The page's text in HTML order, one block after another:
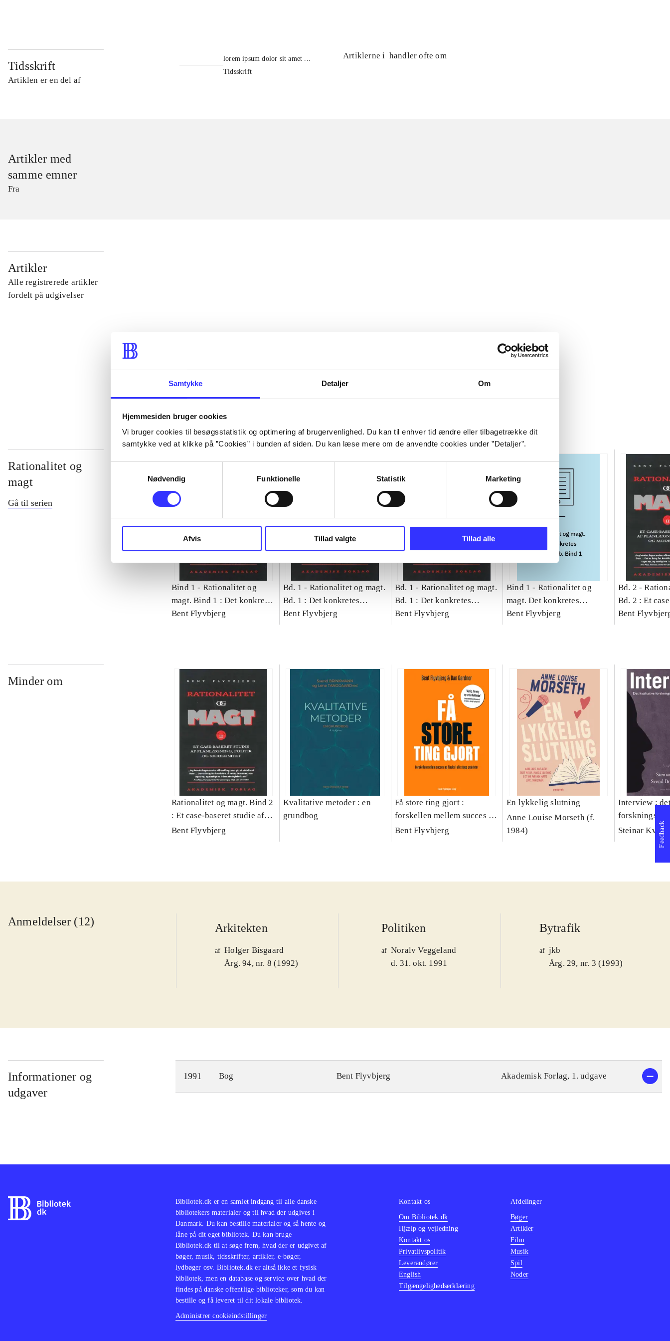
Samtykke Detaljer Om
Hjemmesiden bruger cookies
Vi bruger cookies til besøgsstatistik og optimering af brugervenlighed. Du kan til enhver tid ændre eller tilbagetrække dit
samtykke ved at klikke på ”Cookies” i bunden af siden. Du kan læse mere om de anvendte cookies under ”Detaljer”.
Nødvendig
Funktionelle Statistik Marketing
Afvis Tillad valgte Tillad alle
Tidsskrift
Artiklen er en del af
lorem ipsum dolor sit amet ...
Tidsskrift
Artiklerne i handler ofte om
Artikler med
samme emner
Fra
Artikler
Alle registrerede artikler
fordelt på udgivelser
Rationalitet og
magt
Gå til serien
Bind 1 - Rationalitet og
magt. Bind 1 : Det konkretes
videnskab
Bent Flyvbjerg
Bd. 1 - Rationalitet og magt.
Bd. 1 : Det konkretes
videnskab
Bent Flyvbjerg
Bd. 1 - Rationalitet og magt.
Bd. 1 : Det konkretes
videnskab
Bent Flyvbjerg
Bind 1 - Rationalitet og
magt. Det konkretes
videnskab. Bind 1
Bent Flyvbjerg
Bd. 2 -
Bd. 2 : Et
studie af
Bent
Minder om
Rationalitet og magt. Bind 2
: Et case-baseret studie af
planlægning, politik og
Bent Flyvbjerg
Kvalitative metoder : en
grundbog
Få store ting gjort :
forskellen mellem succes og
fiasko i alle slags projekter
Bent Flyvbjerg
En lykkelig slutning
Anne Louise Morseth (f.
1984)
Interview :
håndværk
Steinar Kvale
Anmeldelser (12) Arkitekten
af Holger Bisgaard
Årg. 94, nr. 8 (1992)
Politiken
af Noralv Veggeland
d. 31. okt. 1991
Bytrafik
af jkb
Årg. 29, nr. 3 (1993)
Informationer og
udgaver
1991 Bog Bent Flyvbjerg Akademisk Forlag, 1. udgave
Feedback
Bibliotek.dk er en samlet indgang til alle danske
bibliotekers materialer og til hvad der udgives i
Danmark. Du kan bestille materialer og så hente og
låne på dit eget bibliotek. Du kan bruge
Bibliotek.dk til at søge frem, hvad der er udgivet af
bøger, musik, tidsskrifter, artikler, e-bøger,
lydbøger osv. Bibliotek.dk er altså ikke et fysisk
bibliotek, men en database og service over hvad der
findes på danske offentlige biblioteker, som du kan
bestille og få leveret til dit lokale bibliotek.
Administrer cookieindstillinger
Kontakt os
Om Bibliotek.dk
Hjælp og vejledning
Kontakt os
Privatlivspolitik
Leverandører
English
Tilgængelighedserklæring
Afdelinger
Bøger
Artikler
Film
Musik
Spil
Noder